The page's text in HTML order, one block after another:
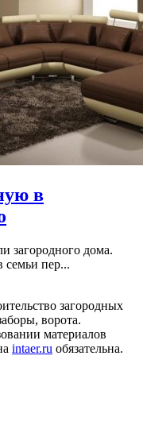
в
загородного дома.
семьи пер...
загородных
ворота.
материалов
intaer.ru обязательна.